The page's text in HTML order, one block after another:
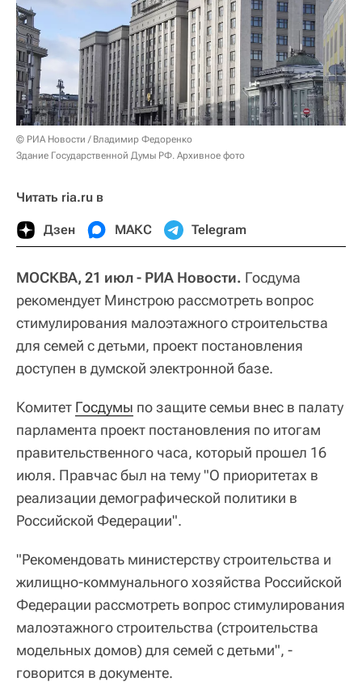
© РИА Новости / Владимир Федоренко
Здание Государственной Думы РФ. Архивное фото
Читать ria.ru в
Дзен МАКС Telegram
МОСКВА, 21 июл - РИА Новости. Госдума
рекомендует Минстрою рассмотреть вопрос
стимулирования малоэтажного строительства
для семей с детьми, проект постановления
доступен в думской электронной базе.
Комитет Госдумы по защите семьи внес в палату
парламента проект постановления по итогам
правительственного часа, который прошел 16
июля. Правчас был на тему "О приоритетах в
реализации демографической политики в
Российской Федерации".
"Рекомендовать министерству строительства и
жилищно-коммунального хозяйства Российской
Федерации рассмотреть вопрос стимулирования
малоэтажного строительства (строительства
модельных домов) для семей с детьми", -
говорится в документе.